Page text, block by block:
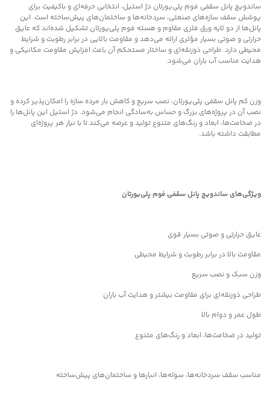
ساندویچ پانل سقفی فوم پلی‌یورتان دژ استیل، انتخابی حرفه‌ای و باکیفیت برای
پوشش سقف سازه‌های صنعتی، سردخانه‌ها و ساختمان‌های پیش‌ساخته است. این
پانل‌ها از دو لایه ورق فلزی مقاوم و هسته فوم پلی‌یورتان تشکیل شده‌اند که عایق
حرارتی و صوتی بسیار مؤثری ارائه می‌دهد و مقاومت بالایی در برابر رطوبت و شرایط
محیطی دارد. طراحی ذوزنقه‌ای و ساختار مستحکم آن باعث افزایش مقاومت مکانیکی و
هدایت مناسب آب باران می‌شود.
وزن کم پانل سقفی پلی‌یورتان، نصب سریع و کاهش بار مرده سازه را امکان‌پذیر کرده و
نصب آن در پروژه‌های بزرگ و حساس به‌سادگی انجام می‌شود. دژ استیل این پانل‌ها را
در ضخامت‌ها، ابعاد و رنگ‌های متنوع تولید و عرضه می‌کند تا با نیاز هر پروژه‌ای
مطابقت داشته باشد.
ویژگی‌های ساندویچ پانل سقفی فوم پلی‌یورتان
عایق حرارتی و صوتی بسیار قوی
مقاومت بالا در برابر رطوبت و شرایط محیطی
وزن سبک و نصب سریع
طراحی ذوزنقه‌ای برای مقاومت بیشتر و هدایت آب باران
طول عمر و دوام بالا
تولید در ضخامت‌ها، ابعاد و رنگ‌های متنوع
مناسب سقف سردخانه‌ها، سوله‌ها، انبارها و ساختمان‌های پیش‌ساخته